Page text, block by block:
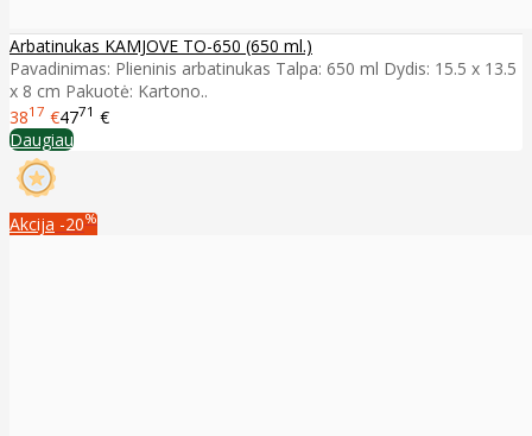
Arbatinukas KAMJOVE TO-650 (650 ml.)
Pavadinimas: Plieninis arbatinukas Talpa: 650 ml Dydis: 15.5 x 13.5
x 8 cm Pakuotė: Kartono..
3817 €4771 €
Daugiau
Akcija -20%